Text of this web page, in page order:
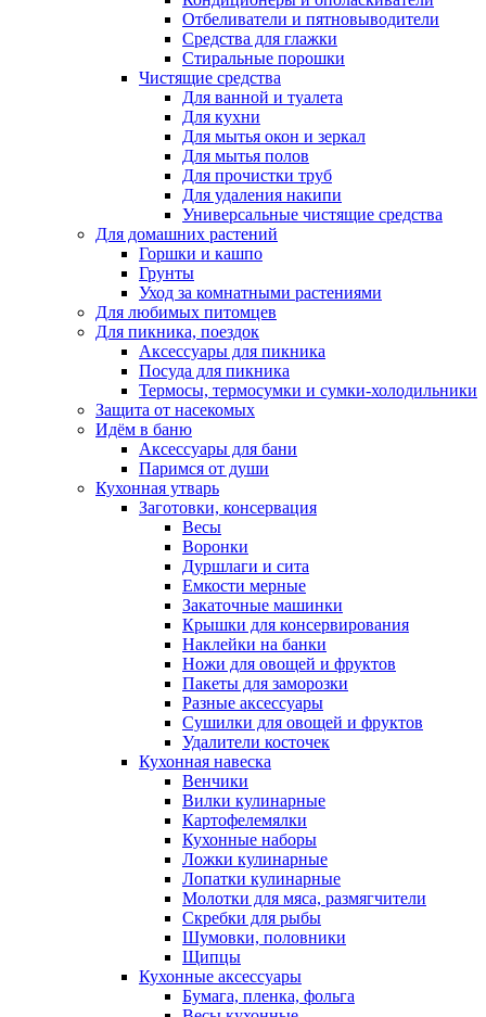
Отбеливатели и пятновыводители
Средства для глажки
Стиральные порошки
Чистящие средства
Для ванной и туалета
Для кухни
Для мытья окон и зеркал
Для мытья полов
Для прочистки труб
Для удаления накипи
Универсальные чистящие средства
Для домашних растений
Горшки и кашпо
Грунты
Уход за комнатными растениями
Для любимых питомцев
Для пикника, поездок
Аксессуары для пикника
Посуда для пикника
Термосы, термосумки и сумки-холодильники
Защита от насекомых
Идём в баню
Аксессуары для бани
Паримся от души
Кухонная утварь
Заготовки, консервация
Весы
Воронки
Дуршлаги и сита
Емкости мерные
Закаточные машинки
Крышки для консервирования
Наклейки на банки
Ножи для овощей и фруктов
Пакеты для заморозки
Разные аксессуары
Сушилки для овощей и фруктов
Удалители косточек
Кухонная навеска
Венчики
Вилки кулинарные
Картофелемялки
Кухонные наборы
Ложки кулинарные
Лопатки кулинарные
Молотки для мяса, размягчители
Скребки для рыбы
Шумовки, половники
Щипцы
Кухонные аксессуары
Бумага, пленка, фольга